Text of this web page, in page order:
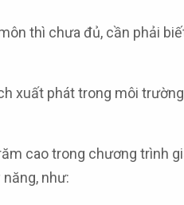
thì chưa đủ, cần phải
xuất phát trong môi
cao trong chương trình
như: